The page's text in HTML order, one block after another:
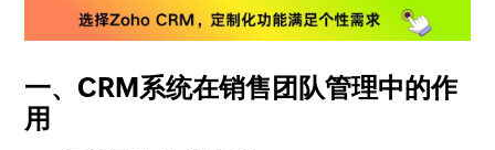
一、CRM系统在销售团队管理中的作
用